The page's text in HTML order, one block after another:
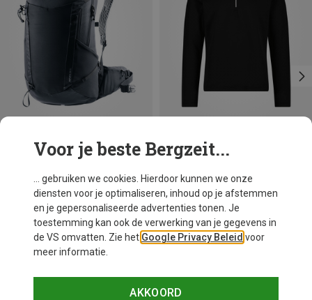
Je bespaart 11% Je bespaart 17%
Voor je beste Bergzeit...
... gebruiken we cookies. Hierdoor kunnen we onze
diensten voor je optimaliseren, inhoud op je afstemmen
en je gepersonaliseerde advertenties tonen. Je
toestemming kan ook de verwerking van je gegevens in
de VS omvatten. Zie het Google Privacy Beleid voor
meer informatie.
AKKOORD